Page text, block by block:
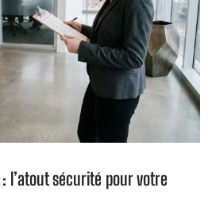
l’atout sécurité pour votre